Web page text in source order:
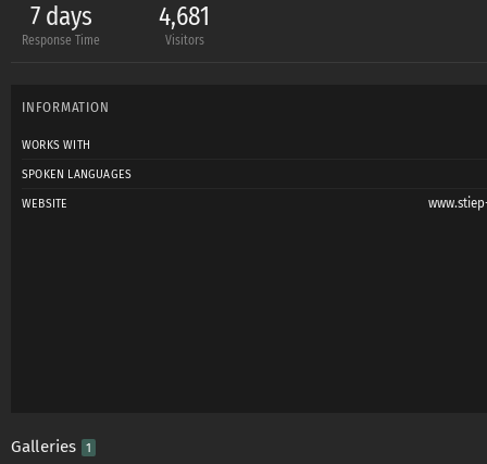
7 days
Response Time
4,681
Visitors
INFORMATION
WORKS WITH
SPOKEN LANGUAGES
WEBSITE
Galleries 1